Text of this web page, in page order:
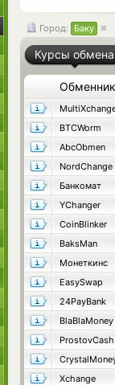
Город: Баку
Курсы обмена
Обменник
BTCWorm
AbcObmen
NordChange
Банкомат
YChanger
CoinBlinker
BaksMan
Монеткинс
EasySwap
24PayBank
BlaBlaMoney
ProstovCash
Xchange